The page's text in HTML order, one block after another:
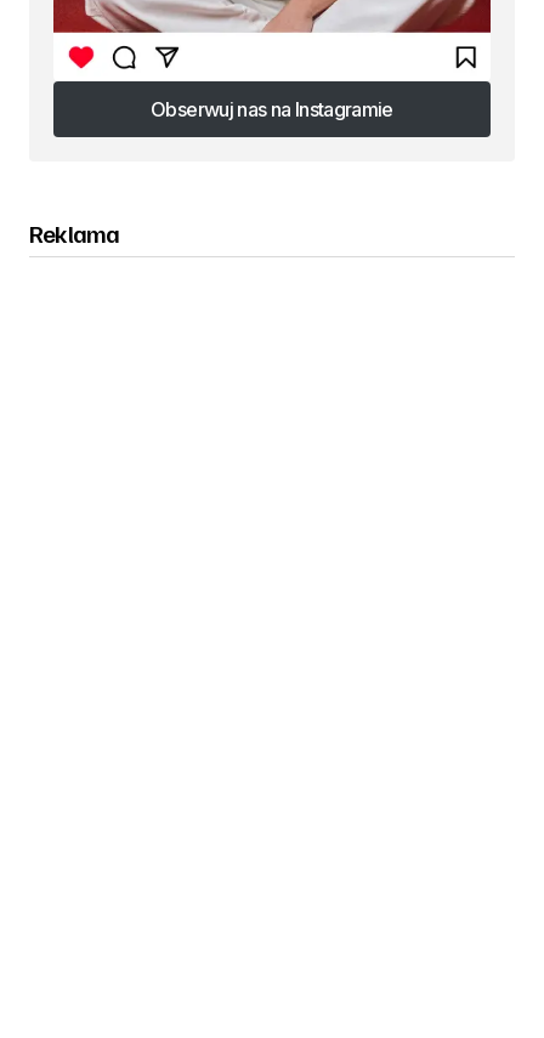
Obserwuj nas na Instagramie
Obserwuj nas na Instagramie
Reklama